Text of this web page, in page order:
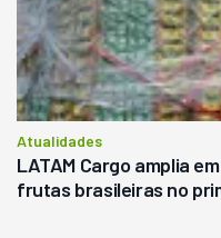
Atualidades
LATAM Cargo amplia
frutas brasileiras no